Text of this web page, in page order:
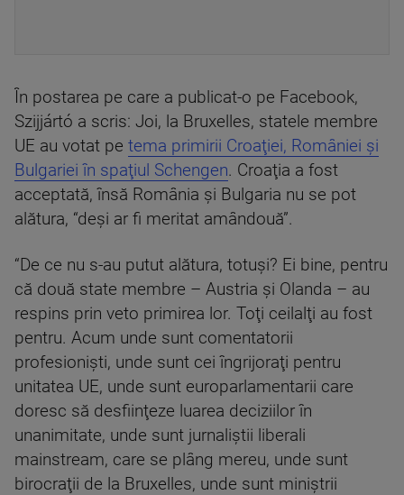
În postarea pe care a publicat-o pe Facebook,
Szijjártó a scris: Joi, la Bruxelles, statele membre
UE au votat pe tema primirii Croaţiei, României şi
Bulgariei în spaţiul Schengen. Croaţia a fost
acceptată, însă România şi Bulgaria nu se pot
alătura, “deşi ar fi meritat amândouă”.
“De ce nu s-au putut alătura, totuşi? Ei bine, pentru
că două state membre – Austria şi Olanda – au
respins prin veto primirea lor. Toţi ceilalţi au fost
pentru. Acum unde sunt comentatorii
profesionişti, unde sunt cei îngrijoraţi pentru
unitatea UE, unde sunt europarlamentarii care
doresc să desfiinţeze luarea deciziilor în
unanimitate, unde sunt jurnaliştii liberali
mainstream, care se plâng mereu, unde sunt
birocraţii de la Bruxelles, unde sunt miniştrii